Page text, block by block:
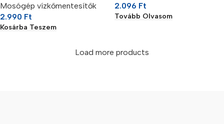
Mosógép vízkőmentesítők
2.990 Ft
Kosárba Teszem
2.096 Ft
Tovább Olvasom
Load more products